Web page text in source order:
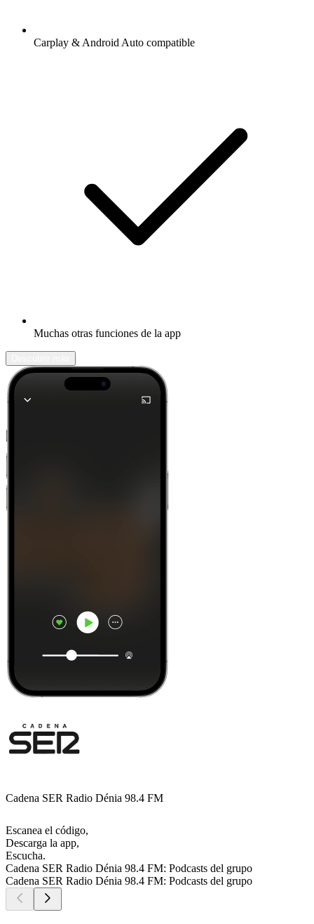
Carplay & Android Auto compatible
Muchas otras funciones de la app
Cadena SER Radio Dénia 98.4 FM
Escanea el código,
Descarga la app,
Escucha.
Cadena SER Radio Dénia 98.4 FM: Podcasts del grupo
Cadena SER Radio Dénia 98.4 FM: Podcasts del grupo